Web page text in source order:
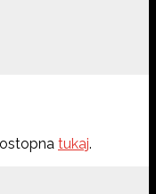
tukaj.